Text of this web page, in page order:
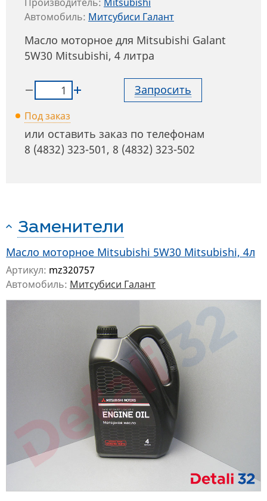
Автомобиль: Митсубиси Галант
Масло моторное для Mitsubishi Galant
5W30 Mitsubishi, 4 литра
Запросить
Под заказ
или оставить заказ по телефонам
8 (4832) 323-501, 8 (4832) 323-502
Заменители
Масло моторное Mitsubishi 5W30 Mitsubishi, 4л
Артикул: mz320757
Автомобиль: Митсубиси Галант